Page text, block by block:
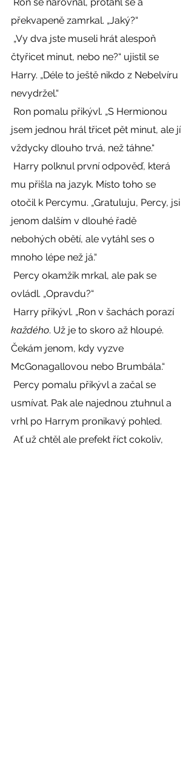
překvapeně zamrkal. „Jaký?“
čtyřicet minut, nebo ne?“ ujistil se
Harry. „Déle to ještě nikdo z Nebelvíru
nevydržel.“
jsem jednou hrál třicet pět minut, ale jí
vždycky dlouho trvá, než táhne.“
mu přišla na jazyk. Místo toho se
otočil k Percymu. „Gratuluju, Percy, jsi
jenom dalším v dlouhé řadě
nebohých obětí, ale vytáhl ses o
mnoho lépe než já.“
ovládl. „Opravdu?“
Harry přikývl. „Ron v šachách porazí
každého. Už je to skoro až hloupé.
Čekám jenom, kdy vyzve
McGonagallovou nebo Brumbála.“
usmívat. Pak ale najednou ztuhnul a
vrhl po Harrym pronikavý pohled.